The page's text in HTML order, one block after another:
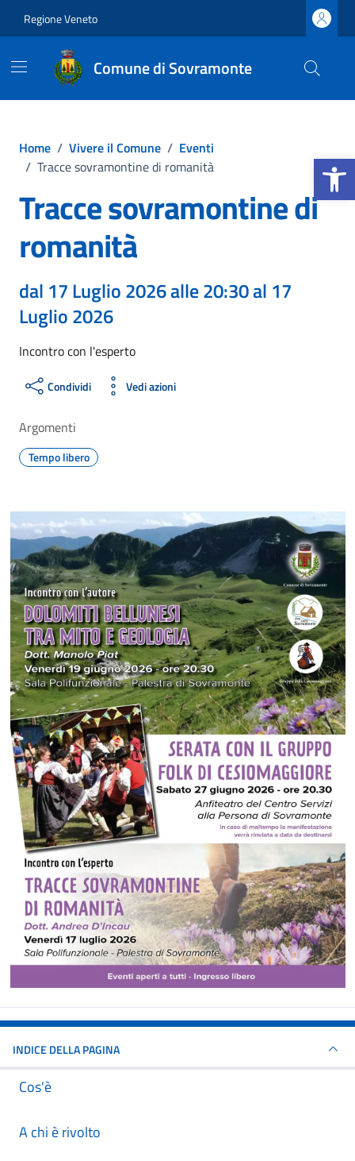
Apri la
Regione Veneto
Comune di Sovramonte
Home / Vivere il Comune / Eventi
/ Tracce sovramontine di romanità
Tracce sovramontine di
romanità
dal 17 Luglio 2026 alle 20:30 al 17
Luglio 2026
Incontro con l'esperto
Condividi Vedi azioni
Argomenti
Tempo libero
INDICE DELLA PAGINA
Cos'è
A chi è rivolto